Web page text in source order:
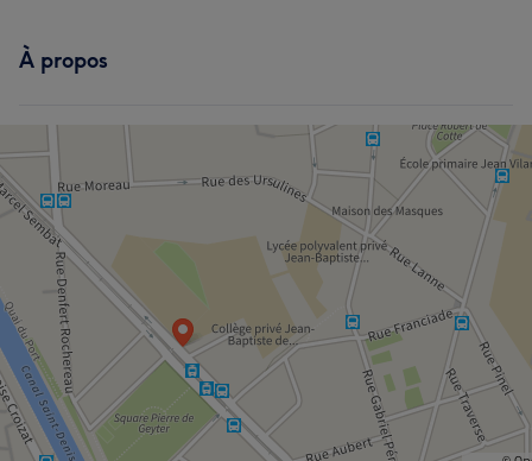
À propos